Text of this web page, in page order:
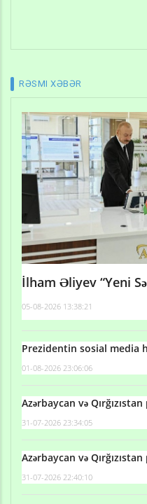
RƏSMI XƏBƏR
İlham Əliyev “Yeni
05-08-2026 13:38:21
Prezidentin sosial media
01-08-2026 23:06:06
Azərbaycan və
31-07-2026 23:34:05
Azərbaycan və
31-07-2026 22:40:10